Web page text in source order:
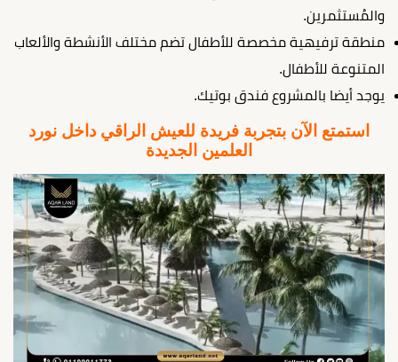
والمُستثمرين.
منطقة ترفيهية مخصصة للأطفال تضم مختلف الأنشطة والألعاب
المتنوعة للأطفال.
يوجد أيضا بالمشروع فندق بوتيك.
استمتع الآن بتجربة فريدة للعيش الراقي داخل نورد
العلمين الجديدة